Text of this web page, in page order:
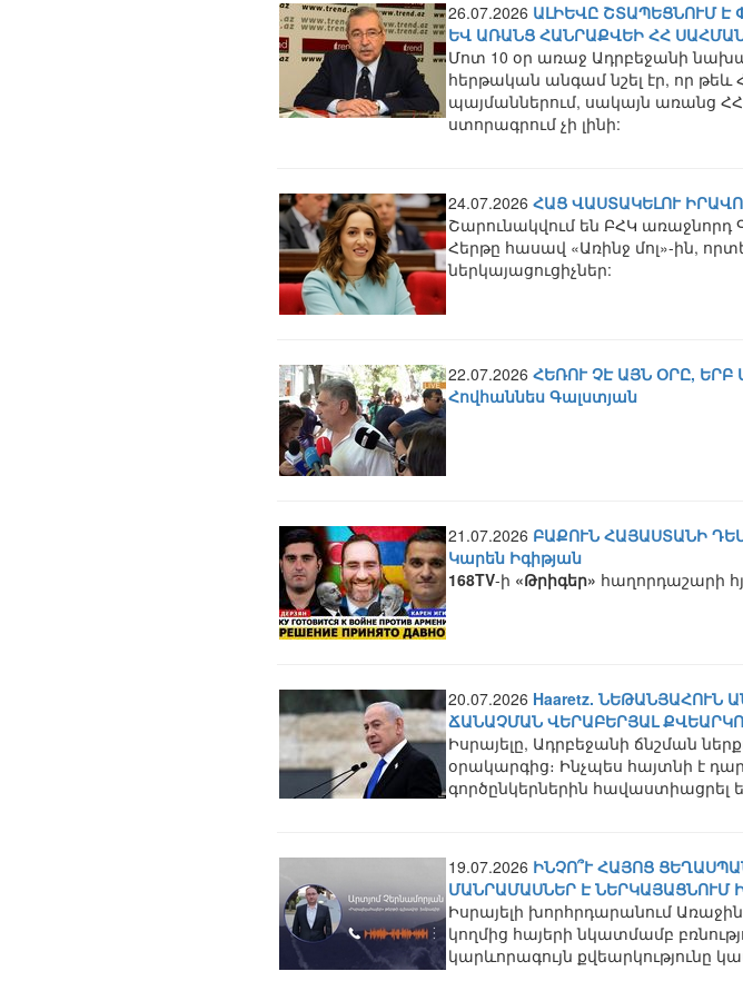
26.07.2026 ԱԼԻԵՎԸ ՇՏԱՊԵՑՆՈՒՄ Է
ԵՎ ԱՌԱՆՑ ՀԱՆՐԱՔՎԵԻ ՀՀ
Մոտ 10 օր առաջ Ադրբեջանի
հերթական անգամ նշել էր, որ
պայմաններում, սակայն առանց
ստորագրում չի լինի:
24.07.2026 ՀԱՑ ՎԱՍՏԱԿԵԼՈՒ
Շարունակվում են ԲՀԿ
Հերթը հասավ «Առինջ մոլ»-ին,
ներկայացուցիչներ:
22.07.2026 ՀԵՌՈՒ ՉԷ ԱՅՆ ՕՐԸ,
Հովհաննես Գալստյան
21.07.2026 ԲԱՔՈՒՆ ՀԱՅԱՍՏԱՆԻ
Կարեն Իգիթյան
168TV-ի «Թրիգեր» հաղորդաշարի
20.07.2026 Haaretz. ՆԵԹԱՆՅԱՀՈՒՆ
ՃԱՆԱՉՄԱՆ ՎԵՐԱԲԵՐՅԱԼ
Իսրայելը, Ադրբեջանի ճնշման
օրակարգից։ Ինչպես հայտնի է
գործընկերներին հավաստիացրել
19.07.2026 ԻՆՉՈ՞Ւ ՀԱՅՈՑ
ՄԱՆՐԱՄԱՍՆԵՐ Է ՆԵՐԿԱՅԱՑՆՈՒՄ
Իսրայելի խորհրդարանում
կողմից հայերի նկատմամբ
կարևորագույն քվեարկությունը